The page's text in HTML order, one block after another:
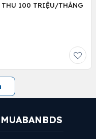
THU 100 TRIỆU/THÁNG